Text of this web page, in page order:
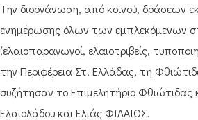
Την διοργάνωση, από κοινού, δράσεων
ενημέρωσης όλων των εμπλεκόμενων
(ελαιοπαραγωγοί, ελαιοτριβείς,
την Περιφέρεια Στ. Ελλάδας, τη
συζήτησαν το Επιμελητήριο Φθιώτιδας
Ελαιολάδου και Ελιάς ΦΙΛΑΙΟΣ.